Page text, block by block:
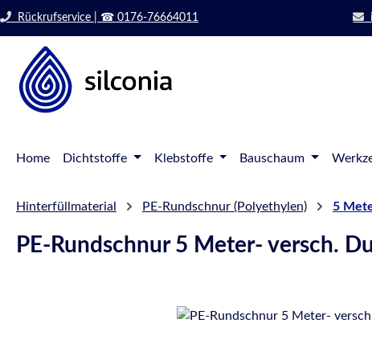
Hauptinhalt springen
Zur Suche springen
Zur Hauptnavigation springen
Rückrufservice | ☎ 0176-76664011
Home Dichtstoffe Klebstoffe Bauschaum
Hinterfüllmaterial PE-Rundschnur (Polyethylen) 5
PE-Rundschnur 5 Meter- versch.